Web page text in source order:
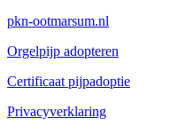
pkn-ootmarsum.nl
Orgelpijp adopteren
Certificaat pijpadoptie
Privacyverklaring